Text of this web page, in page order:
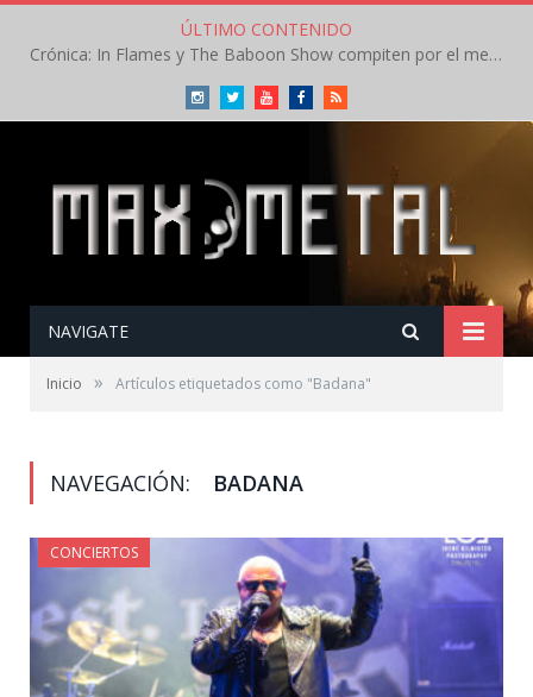
ÚLTIMO CONTENIDO
Crónica: In Flames y The Baboon Show compiten por el mejor concierto del día en el Leyendas del Rock – Viernes – Agosto 2026
InstagramTwitterYoutubeFacebookRSS
NAVIGATE
Inicio » Artículos etiquetados como "Badana"
NAVEGACIÓN: BADANA
CONCIERTOS